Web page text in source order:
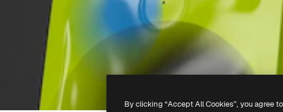
By clicking “Accept All Cookies”, you agree